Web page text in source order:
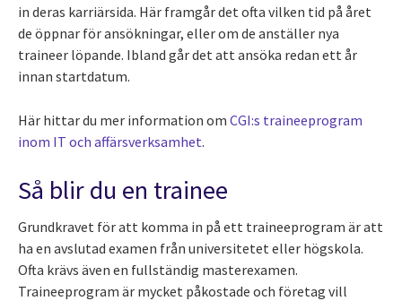
in deras karriärsida. Här framgår det ofta vilken tid på året
de öppnar för ansökningar, eller om de anställer nya
traineer löpande. Ibland går det att ansöka redan ett år
innan startdatum.
Här hittar du mer information om CGI:s traineeprogram
inom IT och affärsverksamhet.
Så blir du en trainee
Grundkravet för att komma in på ett traineeprogram är att
ha en avslutad examen från universitetet eller högskola.
Ofta krävs även en fullständig masterexamen.
Traineeprogram är mycket påkostade och företag vill